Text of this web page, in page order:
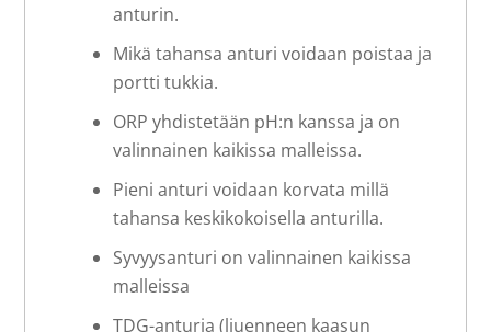
anturin.
Mikä tahansa anturi voidaan poistaa ja
portti tukkia.
ORP yhdistetään pH:n kanssa ja on
valinnainen kaikissa malleissa.
Pieni anturi voidaan korvata millä
tahansa keskikokoisella anturilla.
Syvyysanturi on valinnainen kaikissa
malleissa
TDG-anturia (liuenneen kaasun